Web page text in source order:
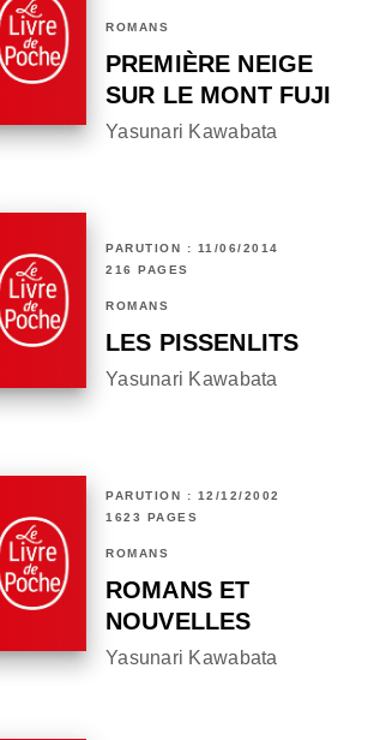
ROMANS
PREMIÈRE NEIGE
SUR LE MONT FUJI
Yasunari Kawabata
PARUTION : 11/06/2014
216 PAGES
ROMANS
LES PISSENLITS
Yasunari Kawabata
PARUTION : 12/12/2002
1623 PAGES
ROMANS
ROMANS ET
NOUVELLES
Yasunari Kawabata